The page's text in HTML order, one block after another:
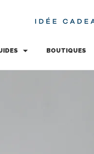
BOUTIQUES